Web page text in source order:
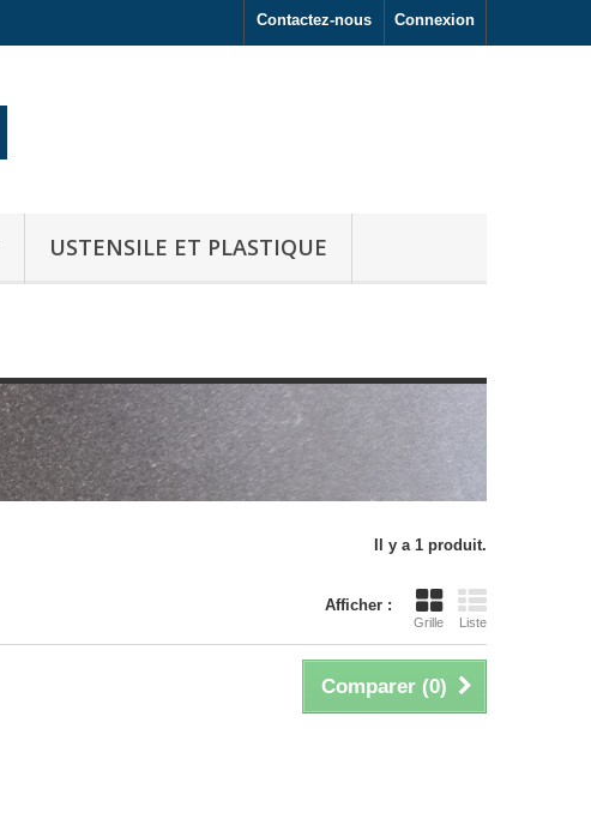
Connexion
Contactez-nous
USTENSILE ET PLASTIQUE
Il y a 1 produit.
Afficher :
Grille Liste
Comparer (0)